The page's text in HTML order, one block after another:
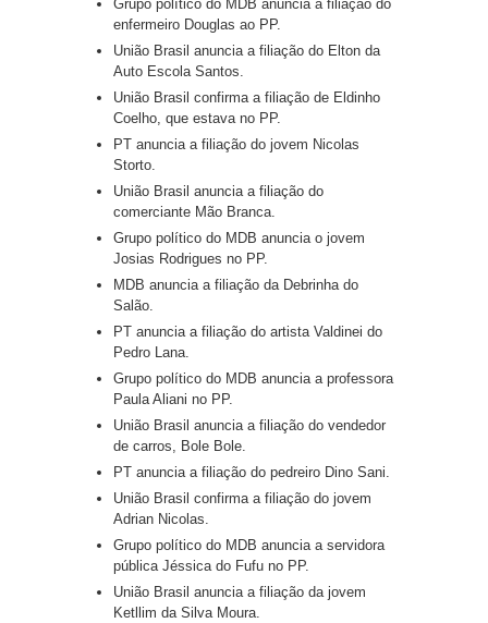
Grupo político do MDB anuncia a filiação do
enfermeiro Douglas ao PP.
União Brasil anuncia a filiação do Elton da
Auto Escola Santos.
União Brasil confirma a filiação de Eldinho
Coelho, que estava no PP.
PT anuncia a filiação do jovem Nicolas
Storto.
União Brasil anuncia a filiação do
comerciante Mão Branca.
Grupo político do MDB anuncia o jovem
Josias Rodrigues no PP.
MDB anuncia a filiação da Debrinha do
Salão.
PT anuncia a filiação do artista Valdinei do
Pedro Lana.
Grupo político do MDB anuncia a professora
Paula Aliani no PP.
União Brasil anuncia a filiação do vendedor
de carros, Bole Bole.
PT anuncia a filiação do pedreiro Dino Sani.
União Brasil confirma a filiação do jovem
Adrian Nicolas.
Grupo político do MDB anuncia a servidora
pública Jéssica do Fufu no PP.
União Brasil anuncia a filiação da jovem
Ketllim da Silva Moura.